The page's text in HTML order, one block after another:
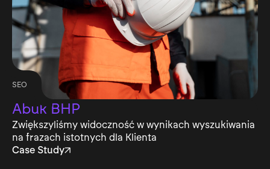
SEO
Abuk BHP
Zwiększyliśmy widoczność w wynikach wyszukiwania
na frazach istotnych dla Klienta
Case Study